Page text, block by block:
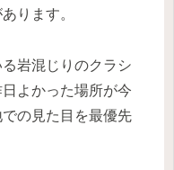
ります。
岩混じりのクラシ
よかった場所が今
の見た目を最優先